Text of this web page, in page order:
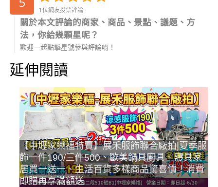
1位網友投票評論
關於本文評論的商家、商品、景點、議題、方
法，你給幾顆星呢？
歡迎一起點擊星號參與評論唷！
延伸閱讀
【中壢家樂福特賣】展禾服飾聯合廠拍|夏季服
飾一件190/三件500、歐美鍋具廚具、寢具家
居買一送一、生活百貨多樣商品驚喜價！消費
即贈再享滿額送